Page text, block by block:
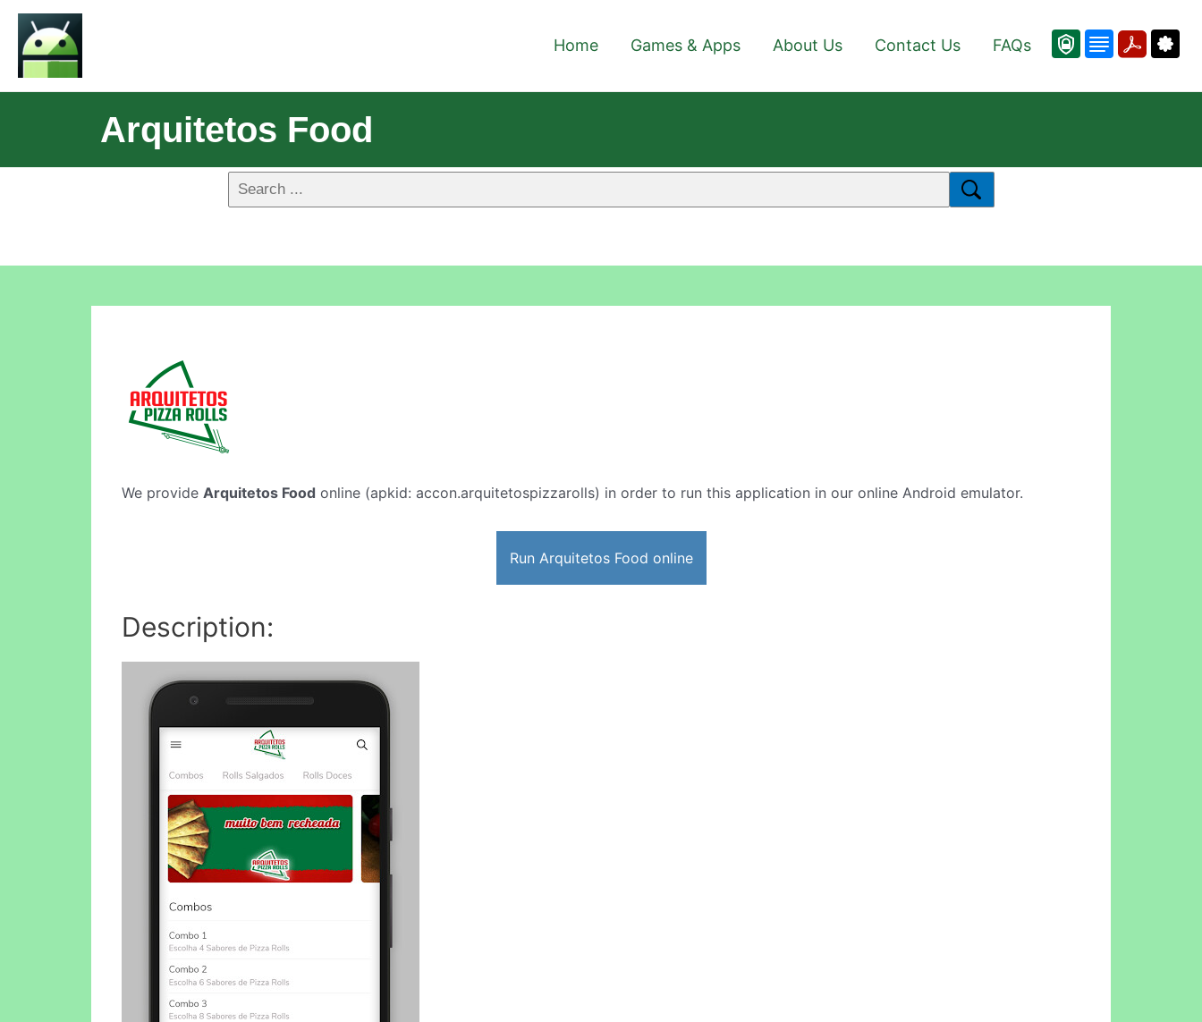
Home Games & Apps About Us Contact Us FAQs
Arquitetos Food
We provide Arquitetos Food online (apkid: accon.arquitetospizzarolls) in order to run this application in our online Android emulator.
Run Arquitetos Food online
Description: